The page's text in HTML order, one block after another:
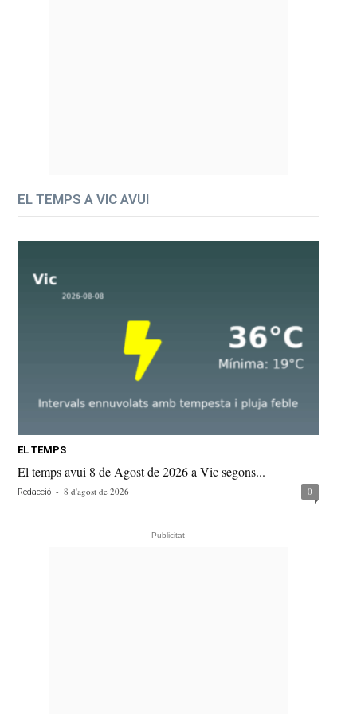
EL TEMPS A VIC AVUI
EL TEMPS
El temps avui 8 de Agost de 2026 a Vic segons...
Redacció - 8 d'agost de 2026 0
- Publicitat -